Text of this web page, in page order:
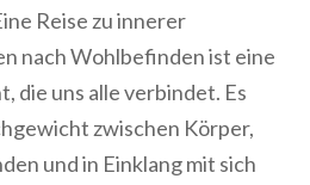
Reise zu innerer
nach Wohlbefinden ist eine
die uns alle verbindet. Es
zwischen Körper,
und in Einklang mit sich